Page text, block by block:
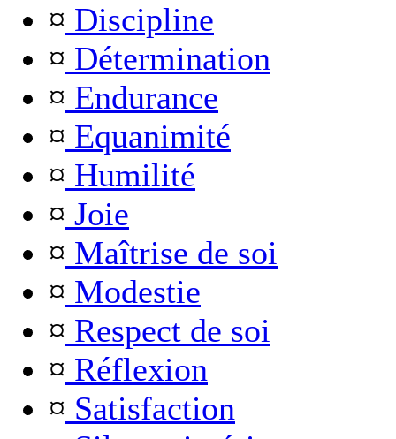
¤ Discipline
¤ Détermination
¤ Endurance
¤ Equanimité
¤ Humilité
¤ Joie
¤ Maîtrise de soi
¤ Modestie
¤ Respect de soi
¤ Réflexion
¤ Satisfaction